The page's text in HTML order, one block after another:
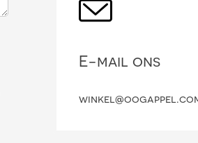
E-mail ons